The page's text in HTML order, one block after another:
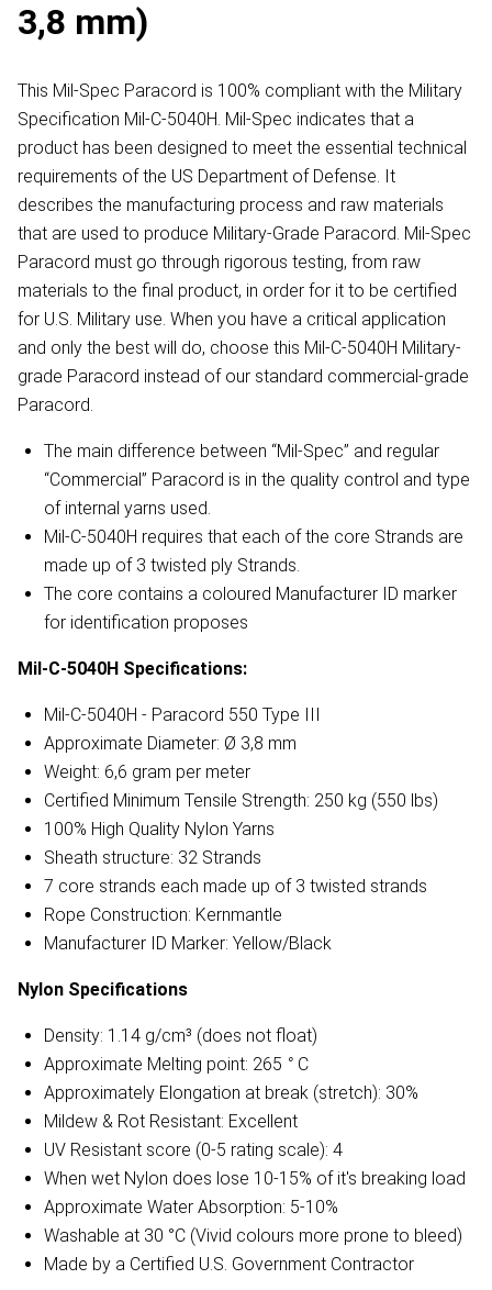
3,8 mm)
This Mil-Spec Paracord is 100% compliant with the Military
Specification Mil-C-5040H. Mil-Spec indicates that a
product has been designed to meet the essential technical
requirements of the US Department of Defense. It
describes the manufacturing process and raw materials
that are used to produce Military-Grade Paracord. Mil-Spec
Paracord must go through rigorous testing, from raw
materials to the final product, in order for it to be certified
for U.S. Military use. When you have a critical application
and only the best will do, choose this Mil-C-5040H Military-
grade Paracord instead of our standard commercial-grade
Paracord.
The main difference between “Mil-Spec” and regular
“Commercial” Paracord is in the quality control and type
of internal yarns used.
Mil-C-5040H requires that each of the core Strands are
made up of 3 twisted ply Strands.
The core contains a coloured Manufacturer ID marker
for identification proposes
Mil-C-5040H Specifications:
Mil-C-5040H - Paracord 550 Type III
Approximate Diameter: Ø 3,8 mm
Weight: 6,6 gram per meter
Certified Minimum Tensile Strength: 250 kg (550 lbs)
100% High Quality Nylon Yarns
Sheath structure: 32 Strands
7 core strands each made up of 3 twisted strands
Rope Construction: Kernmantle
Manufacturer ID Marker: Yellow/Black
Nylon Specifications
Density: 1.14 g/cm³ (does not float)
Approximate Melting point: 265 ° C
Approximately Elongation at break (stretch): 30%
Mildew & Rot Resistant: Excellent
UV Resistant score (0-5 rating scale): 4
When wet Nylon does lose 10-15% of it's breaking load
Approximate Water Absorption: 5-10%
Washable at 30 °C (Vivid colours more prone to bleed)
Made by a Certified U.S. Government Contractor